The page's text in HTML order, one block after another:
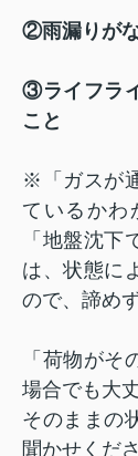
②雨漏りが
③ライフラ
こと
※「ガスが
ているかわ
「地盤沈
は、状態に
ので、諦め
「荷物が
場合でも大
そのままの
聞かせくださ